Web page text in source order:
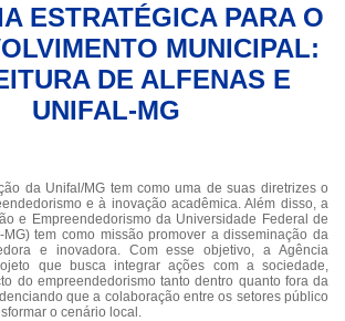
ESTRATÉGICA PARA O
MUNICIPAL:
DE ALFENAS E
UNIFAL-MG
da Unifal/MG tem como uma de suas diretrizes o
e à inovação acadêmica. Além disso, a
e Empreendedorismo da Universidade Federal de
MG) tem como missão promover a disseminação da
e inovadora. Com esse objetivo, a Agência
que busca integrar ações com a sociedade,
do empreendedorismo tanto dentro quanto fora da
que a colaboração entre os setores público
o cenário local.